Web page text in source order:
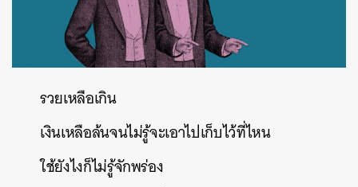
รวยเหลือเกิน
เงินเหลือล้นจนไม่รู้จะเอาไปเก็บไว้ที่ไหน
ใช้ยังไงก็ไม่รู้จักพร่อง